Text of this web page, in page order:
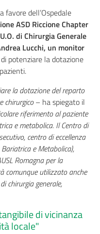
dell’Ospedale
ASD Riccione Chapter
di Chirurgia Generale
Lucchi, un monitor
potenziare la dotazione
la dotazione del reparto
chirurgico– ha spiegato il
riferimento al paziente
e metabolica. Il Centro di
centro di eccellenza
e Metabolica),
Romagna per la
comunque utilizzato anche
chirurgia generale,
di vicinanza
locale"